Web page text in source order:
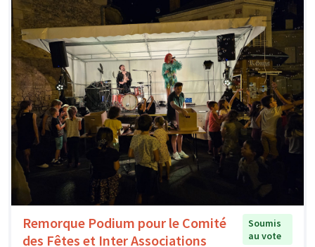
Remorque Podium pour le Comité
des Fêtes et Inter Associations
Soumis
au vote